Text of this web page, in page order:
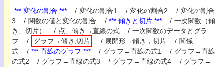
*** 変化の割合 *** / 変化の割合1 / 変化の割合2 / 変化の割合
3
/ 関数の値と変化の割合 / *** 傾きと切片 *** / 一次関数（傾
き、切片）
/ 点、傾き→直線の式 / 一次関数のデータとグラ
フ
/ グラフ→傾き,切片 / 展開形→傾き，切片 / 関係
式
/ *** 直線のグラフ *** / グラフ→直線の式1 / グラフ→直線
の式2
/ グラフ→直線の式3 / グラフ→直線の式4 / グラフ→